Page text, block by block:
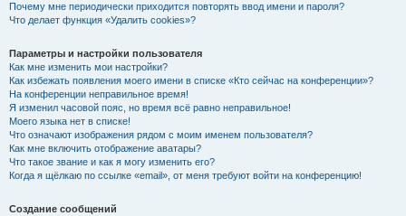
Почему мне периодически приходится повторять ввод имени и пароля?
Что делает функция «Удалить cookies»?
Параметры и настройки пользователя
Как мне изменить мои настройки?
Как избежать появления моего имени в списке «Кто сейчас на конференции»?
На конференции неправильное время!
Я изменил часовой пояс, но время всё равно неправильное!
Моего языка нет в списке!
Что означают изображения рядом с моим именем пользователя?
Как мне включить отображение аватары?
Что такое звание и как я могу изменить его?
Когда я щёлкаю по ссылке «email», от меня требуют войти на конференцию!
Создание сообщений